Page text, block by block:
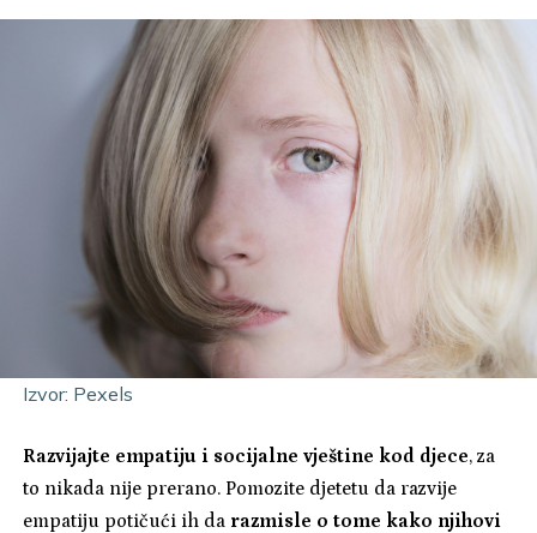
Izvor: Pexels
Razvijajte empatiju i socijalne vještine kod djece, za
to nikada nije prerano. Pomozite djetetu da razvije
empatiju potičući ih da razmisle o tome kako njihovi